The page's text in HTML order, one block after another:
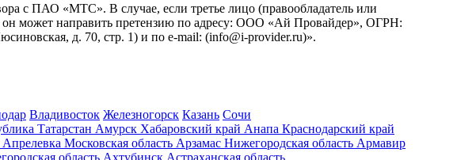
с ПАО «МТС». В случае, если третье лицо (правообладатель или
он может направить претензию по адресу: ООО «Ай Провайдер», ОГРН:
д. 70, стр. 1) и по e-mail: (info@i-provider.ru)».
Владивосток Железногорск Казань Сочи
Татарстан Амурск Хабаровский край Анапа Краснодарский край
Апрелевка Московская область Арзамас Нижегородская область Армавир
область Ахтубинск Астраханская область